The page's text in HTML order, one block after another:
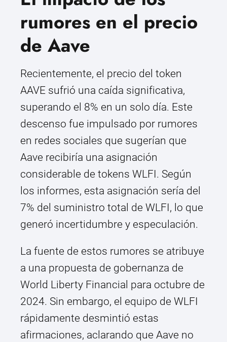
rumores en el precio
de Aave
Recientemente, el precio del token
AAVE sufrió una caída significativa,
superando el 8% en un solo día. Este
descenso fue impulsado por rumores
en redes sociales que sugerían que
Aave recibiría una asignación
considerable de tokens WLFI. Según
los informes, esta asignación sería del
7% del suministro total de WLFI, lo que
generó incertidumbre y especulación.
La fuente de estos rumores se atribuye
a una propuesta de gobernanza de
World Liberty Financial para octubre de
2024. Sin embargo, el equipo de WLFI
rápidamente desmintió estas
afirmaciones, aclarando que Aave no